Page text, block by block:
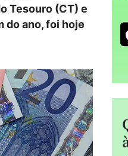
Tesouro (CT) e
do ano, foi hoje